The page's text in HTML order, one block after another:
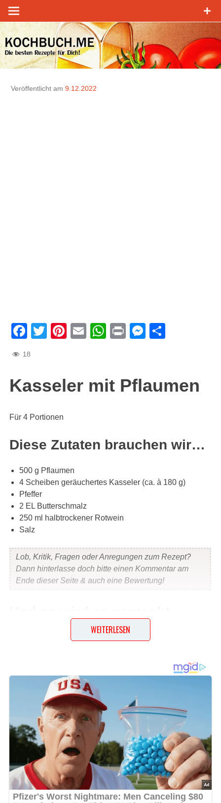
Zum
Inhalt
springen
Veröffentlicht am 9.12.2022
Facebook
TwitterPinterest
EmailWhatsApp
Print
18
Kasseler mit Pflaumen
Für 4 Portionen
Diese Zutaten brauchen wir…
500 g Pflaumen
4 Scheiben geräuchertes Kasseler (ca. à 180 g)
Pfeffer
2 EL Butterschmalz
250 ml halbtrockener Rotwein
Salz
Lob, Kritik, Fragen oder Anregungen zum Rezept?
Dann hinterlasse doch bitte einen Kommentar am
Ende dieser Seite & auch eine Bewertung!
Die Pflaumen waschen, entsteinen und vierteln. Die
Pfanne erhitzen. Kasseler von beiden Seiten ca. 1 bis 2
Minuten darin braten. Aus der Pfanne nehmen, in Alufolie
wickeln und warm halten. Den Bratensatz in der Pfanne
mit dem Rotwein ablöschen und auf zwei Drittel
einkochen lassen. Die Pflaumen in die Sauce geben,
kurz aufkochen lassen, mit Pfeffer und Salz abschmecken
und zum Kasseler servieren. Dazu passen
Kartoffelplätzchen (= „pommes de terre Macaire“).
WEITERLESEN